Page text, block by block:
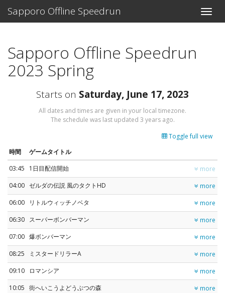
Toggle
Sapporo Offline Speedrun
Sapporo Offline Speedrun
2023 Spring
Starts on Saturday, June 17, 2023
All dates and times are given in your local timezone.
The schedule was last updated 3 years ago.
Toggle full view
時間
ゲームタイトル
03:45
1日目配信開始
more
04:00 ゼルダの伝説 風のタクトHD
more
06:00
リトルウィッチノベタ
more
06:30 スーパーボンバーマン
more
07:00 爆ボンバーマン
more
08:25
ミスタードリラーA
more
09:10
ロマンシア
more
10:05 街へいこうよどうぶつの森
more